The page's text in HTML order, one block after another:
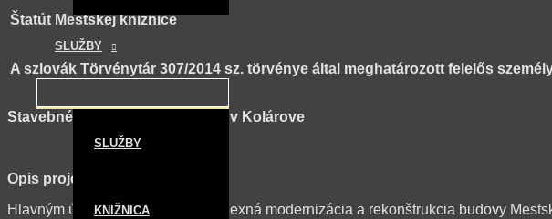
SLUŽBY
SLUŽBY
KNIŽNICA
Štatút Mestskej knižnice
A szlovák Törvénytár 307/2014 sz. törvénye által meghatározott felelős
Stavebné úpravy budovy MsKS v Kolárove
Opis projektu:
Hlavným účelom projektu je komplexná modernizácia a rekonštrukcia budovy